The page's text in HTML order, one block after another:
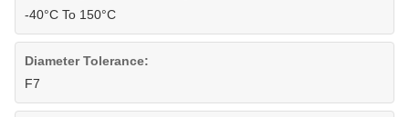
-40°C To 150°C
Diameter Tolerance:
F7